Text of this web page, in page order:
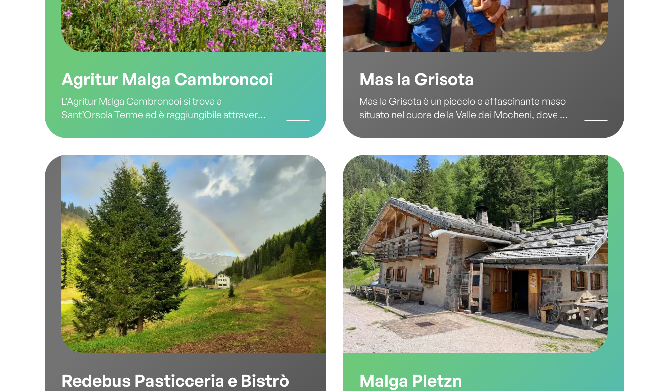
Agritur Malga Cambroncoi
L’Agritur Malga Cambroncoi si trova a
Sant’Orsola Terme ed è raggiungibile attraverso
che parte da Passo del Redebus (3 km, circa 45
minuti a piedi). Il percorso, asfaltato e adatto a
biciclette e passeggini, passa per Malga Pec,
ideale per una pausa ristoratrice. Proseguendo,
è possibile raggiungere il Dosso di Costalta
(quasi 2000 metri di altitudine) e completare un
suggestivo giro ad anello per tornare al punto di
partenza. Durante l’estate, è possibile arrivare in
auto previa prenotazione tramite il sito della
malga o telefonicamente.
Mas la Grisota
Mas la Grisota è un piccolo e affascinante maso
situato nel cuore della Valle dei Mocheni, dove la
delle tradizioni secolari di caseificazione e
allevamento sono al centro di ogni attività. Qui,
ogni gesto quotidiano è un atto di amore verso
l'ambiente montano e la tutela della Grigio
Alpina, una razza bovina autoctona a rischio di
estinzione.
Redebus Pasticceria e Bistrò Malga Pletzn